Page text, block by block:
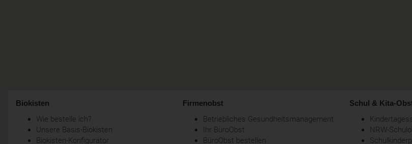
Biokisten
Wie bestelle ich?
Unsere Basis-Biokisten
Biokisten-Konfigurator
Firmenobst
Betriebliches Gesundheitsmanagement
Ihr BüroObst
BüroObst bestellen
Schul & Kita-
NRW-